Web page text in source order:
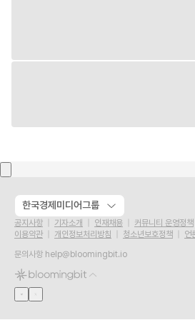
한국경제미디어그룹
공지사항 기자소개 인재채용
커뮤니티 운영정책
이용약관
개인정보처리방침 청소년보호정책
언
문의사항 help@bloomingbit.io